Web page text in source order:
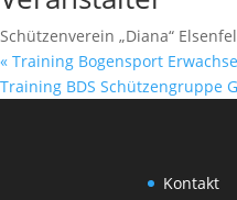
Schützenverein „Diana“
« Training Bogensport
Training BDS Schützengruppe
Kontakt